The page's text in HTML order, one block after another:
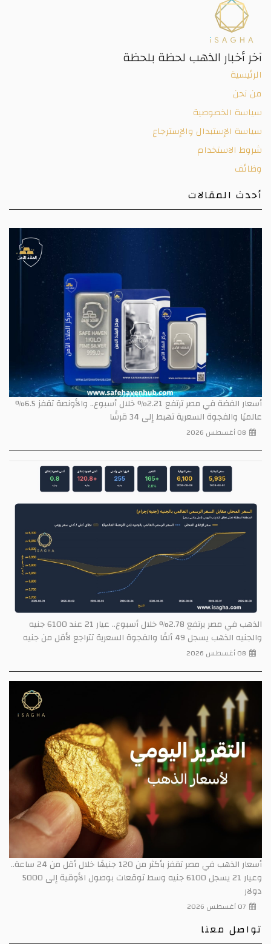
آخر أخبار الذهب لحظة بلحظة
الرئيسية
من نحن
سياسة الخصوصية
سياسة الإستبدال والإسترجاع
شروط الاستخدام
وظائف
أحدث المقالات
أسعار الفضة في مصر ترتفع 2.21% خلال أسبوع.. والأونصة تقفز 6.5%
عالميًا والفجوة السعرية تهبط إلى 34 قرشًا
08 أغسطس 2026
الذهب في مصر يرتفع 2.78% خلال أسبوع.. عيار 21 عند 6100 جنيه
والجنيه الذهب يسجل 49 ألفًا والفجوة السعرية تتراجع لأقل من جنيه
08 أغسطس 2026
أسعار الذهب في مصر تقفز بأكثر من 120 جنيهًا خلال أقل من 24 ساعة..
وعيار 21 يسجل 6100 جنيه وسط توقعات بوصول الأوقية إلى 5000
دولار
07 أغسطس 2026
تواصل معنا